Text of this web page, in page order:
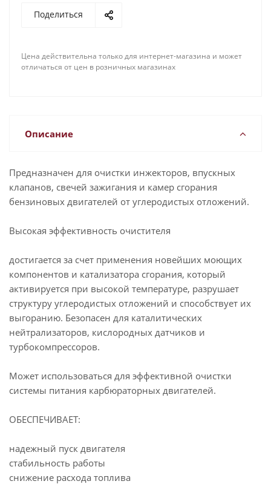
Поделиться
Цена действительна только для интернет-магазина и может
отличаться от цен в розничных магазинах
Описание
Предназначен для очистки инжекторов, впускных
клапанов, свечей зажигания и камер сгорания
бензиновых двигателей от углеродистых отложений.
Высокая эффективность очистителя
достигается за счет применения новейших моющих
компонентов и катализатора сгорания, который
активируется при высокой температуре, разрушает
структуру углеродистых отложений и способствует их
выгоранию. Безопасен для каталитических
нейтрализаторов, кислородных датчиков и
турбокомпрессоров.
Может использоваться для эффективной очистки
системы питания карбюраторных двигателей.
ОБЕСПЕЧИВАЕТ:
надежный пуск двигателя
стабильность работы
снижение расхода топлива